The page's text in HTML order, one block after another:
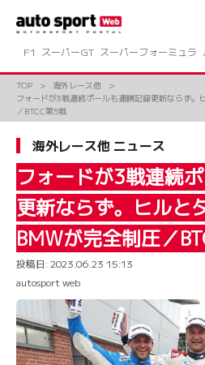
ツ
F1 スーパーGT スーパーフォーミュラ
TOP
海外レース他
フォードが3戦連続ポールも連勝記録更新ならず。
／BTCC第5戦
海外レース他 ニュース
フォードが3戦連続
更新ならず。ヒルと
BMWが完全制圧／
投稿日: 2023.06.23 15:13
autosport web